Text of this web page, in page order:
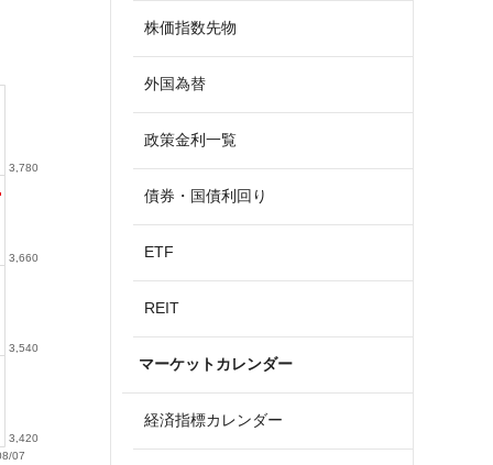
07
3,420
3,540
3,660
3,780
株価指数先物
外国為替
政策金利一覧
債券・国債利回り
ETF
REIT
マーケットカレンダー
経済指標カレンダー